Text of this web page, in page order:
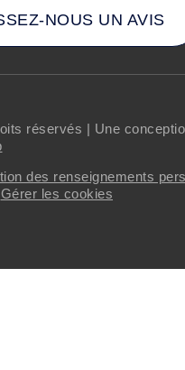
NOUS UN AVIS
réservés | Une
des renseignements
Gérer les cookies